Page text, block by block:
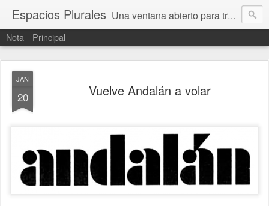
Espacios Plurales Una ventana abierto para tratar problemas que nos afectan a todxs. Temas sociales, educación, cultura, economía, política, derechos, calidad de vida. Estamos gobernados, pero queremos una calidad mayor en la política.
Nota Principal
JAN
20 Vuelve Andalán a volar